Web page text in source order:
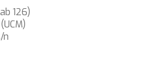
126)
n